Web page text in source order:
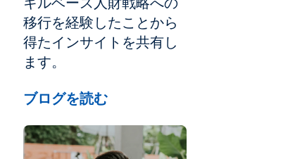
移行を経験したことから
得たインサイトを共有し
ます。
ブログを読む